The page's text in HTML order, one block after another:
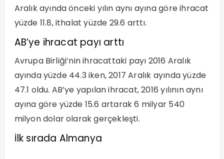
Aralık ayında önceki yılın aynı ayına göre ihracat
yüzde 11.8, ithalat yüzde 29.6 arttı.
AB’ye ihracat payı arttı
Avrupa Birliği’nin ihracattaki payı 2016 Aralık
ayında yüzde 44.3 iken, 2017 Aralık ayında yüzde
47.1 oldu. AB’ye yapılan ihracat, 2016 yılının aynı
ayına göre yüzde 15.6 artarak 6 milyar 540
milyon dolar olarak gerçekleşti.
İlk sırada Almanya